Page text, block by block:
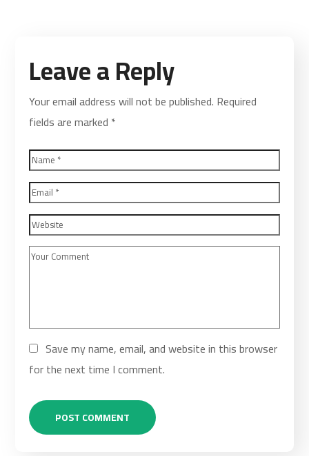
Leave a Reply
Your email address will not be published. Required
fields are marked *
Save my name, email, and website in this browser
for the next time I comment.